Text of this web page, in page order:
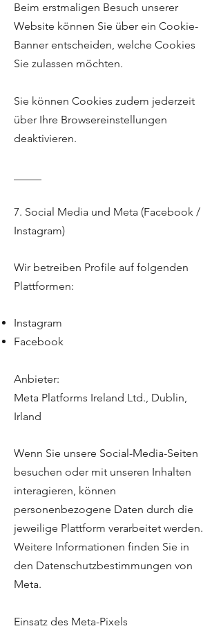
Beim erstmaligen Besuch unserer
Website können Sie über ein Cookie-
Banner entscheiden, welche Cookies
Sie zulassen möchten.
Sie können Cookies zudem jederzeit
über Ihre Browsereinstellungen
deaktivieren.
7. Social Media und Meta (Facebook /
Instagram)
Wir betreiben Profile auf folgenden
Plattformen:
Instagram
Facebook
Anbieter:
Meta Platforms Ireland Ltd., Dublin,
Irland
Wenn Sie unsere Social-Media-Seiten
besuchen oder mit unseren Inhalten
interagieren, können
personenbezogene Daten durch die
jeweilige Plattform verarbeitet werden.
Weitere Informationen finden Sie in
den Datenschutzbestimmungen von
Meta.
Einsatz des Meta-Pixels